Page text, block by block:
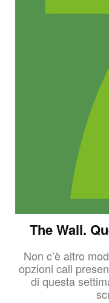
The Wall.
Non c’è altro
opzioni call
di questa